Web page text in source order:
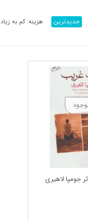
جدیدترین هزینه: کم به زیاد
جومپا لاهیری